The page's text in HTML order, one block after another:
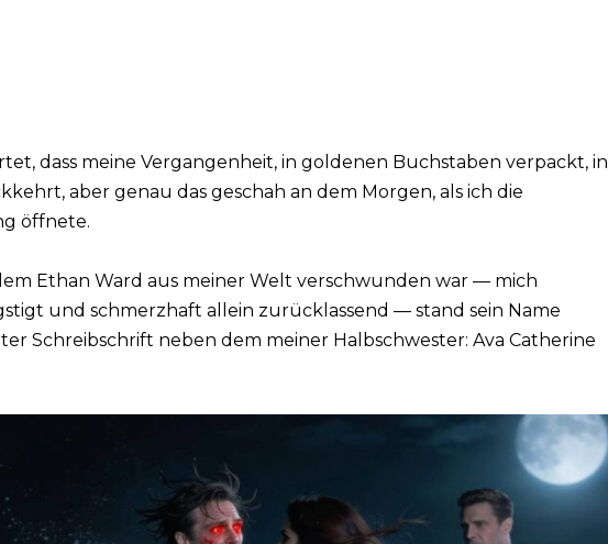
dass meine Vergangenheit, in goldenen Buchstaben verpackt, in
aber genau das geschah an dem Morgen, als ich die
öffnete.
Ethan Ward aus meiner Welt verschwunden war — mich
und schmerzhaft allein zurücklassend — stand sein Name
Schreibschrift neben dem meiner Halbschwester: Ava Catherine